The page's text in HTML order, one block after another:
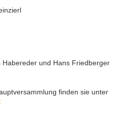
und Hans Friedberger
finden sie unter